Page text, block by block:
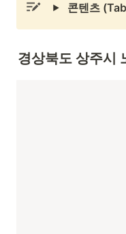
콘텐츠
경상북도 상주시